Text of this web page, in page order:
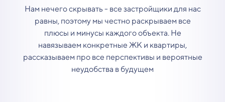
Нам нечего скрывать - все застройщики для нас
равны, поэтому мы честно раскрываем все
плюсы и минусы каждого объекта. Не
навязываем конкретные ЖК и квартиры,
рассказываем про все перспективы и вероятные
неудобства в будущем